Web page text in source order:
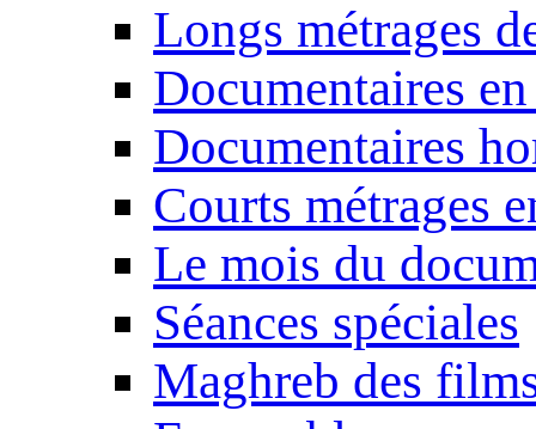
Longs métrages
Documentaires
Documentaires
Courts métrages
Le mois du
Séances spéciales
Maghreb des